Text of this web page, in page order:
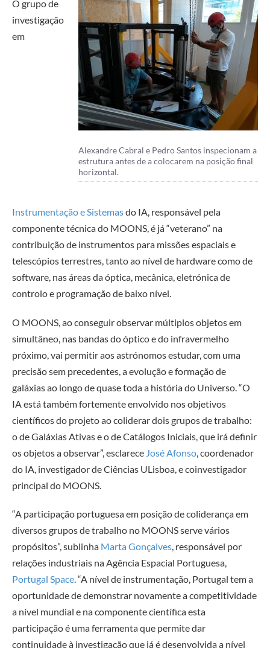
Alexandre Cabral e Pedro Santos inspecionam a
estrutura antes de a colocarem na posição final
horizontal.
O grupo de
investigação
em
Instrumentação e Sistemasdo IA, responsável pela
componente técnica do MOONS, é já “veterano” na
contribuição de instrumentos para missões espaciais e
telescópios terrestres, tanto ao nível de hardware como de
software, nas áreas da óptica, mecânica, eletrónica de
controlo e programação de baixo nível.
O MOONS, ao conseguir observar múltiplos objetos em
simultâneo, nas bandas do óptico e do infravermelho
próximo, vai permitir aos astrónomos estudar, com uma
precisão sem precedentes, a evolução e formação de
galáxias ao longo de quase toda a história do Universo. “O
IA está também fortemente envolvido nos objetivos
científicos do projeto ao coliderar dois grupos de trabalho:
o de Galáxias Ativas e o de Catálogos Iniciais, que irá definir
os objetos a observar”, esclarece José Afonso , coordenador
do IA, investigador de Ciências ULisboa, e coinvestigador
principal do MOONS.
“A participação portuguesa em posição de coliderança em
diversos grupos de trabalho no MOONS serve vários
propósitos”, sublinha Marta Gonçalves, responsável por
relações industriais na Agência Espacial Portuguesa,
Portugal Space. “A nível de instrumentação, Portugal tem a
oportunidade de demonstrar novamente a competitividade
a nível mundial e na componente científica esta
participação é uma ferramenta que permite dar
continuidade à investigação que já é desenvolvida a nível